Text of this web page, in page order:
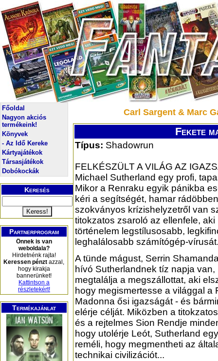
Főoldal
Nagyon akciós
termékeink!
Könyvek
- Az Idő Kereke
Kártyajátékok
Társasjátékok
Dobókockák
Keresés
Partnerprogram
Önnek is van
weboldala?
Hirdetnénk rajta!
Keressen pénzt azzal,
hogy kirakja
bannerünket!
Kattintson a
részletekért!
Termékajánlat
Carl Sargent & Marc
Fekete
Típus: Shadowrun
FELKÉSZÜLT A VILÁG AZ
Michael Sutherland egy profi,
Mikor a Renraku egyik pánikba
kéri a segítségét, hamar
szokványos krízishelyzetről van
titokzatos zsaroló az ellenfele,
történelem legstílusosabb,
leghalálosabb számítógép-
A tünde mágust, Serrin
hívó Sutherlandnek tíz napja van,
megtalálja a megszállottat, aki
hogy megismertesse a világgal a
Madonna ősi igazságát - és
elérje célját. Miközben a
és a rejtelmes Sion Rendje
hogy utolérje Leót, Sutherland
reméli, hogy megmentheti az
technikai civilizációt...